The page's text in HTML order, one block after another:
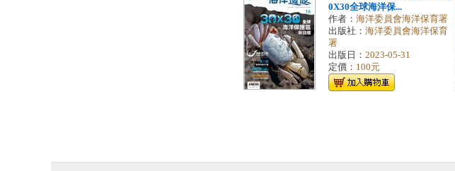
0X30全球海洋保...
作者： 海洋委員會海洋保育署
出版社： 海洋委員會海洋保育
署
出版日： 2023-05-31
定價： 100元